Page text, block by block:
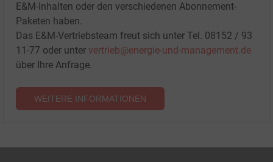
E&M-Inhalten oder den verschiedenen Abonnement-
Paketen haben.
Das E&M-Vertriebsteam freut sich unter Tel. 08152 / 93
11-77 oder unter vertrieb@energie-und-management.de
über Ihre Anfrage.
WEITERE INFORMATIONEN